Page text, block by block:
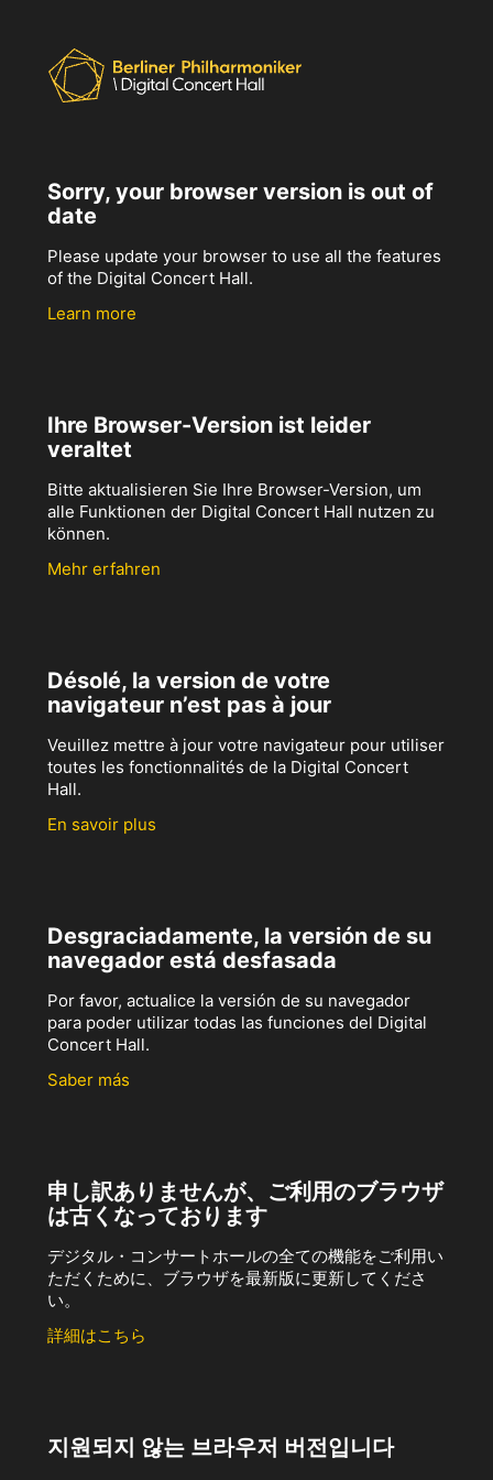
Sorry, your browser version is out of
date
Please update your browser to use all the features
of the Digital Concert Hall.
Learn more
Ihre Browser-Version ist leider
veraltet
Bitte aktualisieren Sie Ihre Browser-Version, um
alle Funktionen der Digital Concert Hall nutzen zu
können.
Mehr erfahren
Désolé, la version de votre
navigateur n’est pas à jour
Veuillez mettre à jour votre navigateur pour utiliser
toutes les fonctionnalités de la Digital Concert
Hall.
En savoir plus
Desgraciadamente, la versión de su
navegador está desfasada
Por favor, actualice la versión de su navegador
para poder utilizar todas las funciones del Digital
Concert Hall.
Saber más
申し訳ありませんが、ご利用のブラウザ
は古くなっております
デジタル・コンサートホールの全ての機能をご利用い
ただくために、ブラウザを最新版に更新してくださ
い。
詳細はこちら
지원되지 않는 브라우저 버전입니다